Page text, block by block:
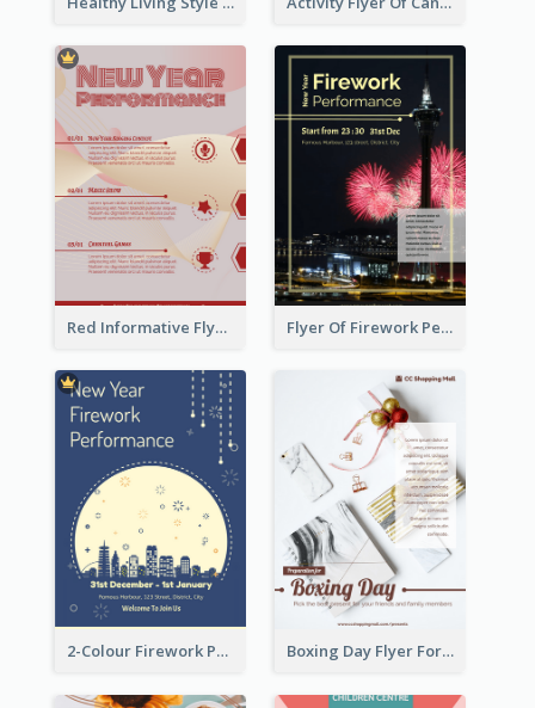
Red Informative Flyers With Simple Graphics Flyer Of Firework Performance With Photo In Dark Colour Tone
2-Colour Firework Performance With City Background Boxing Day Flyer For Present Selling